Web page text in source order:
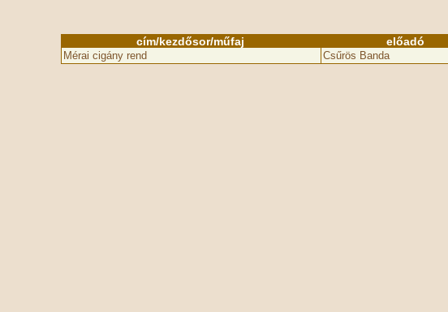
cím/kezdősor/műfaj előadó
Mérai cigány rend Csűrös Banda